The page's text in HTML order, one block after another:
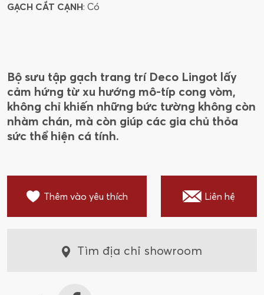
GẠCH CẮT CẠNH: Có
Bộ sưu tập gạch trang trí Deco Lingot lấy
cảm hứng từ xu hướng mô-típ cong vòm,
không chỉ khiến những bức tường không còn
nhàm chán, mà còn giúp các gia chủ thỏa
sức thể hiện cá tính.
Thêm vào yêu thích Liên hệ
Tìm địa chỉ showroom